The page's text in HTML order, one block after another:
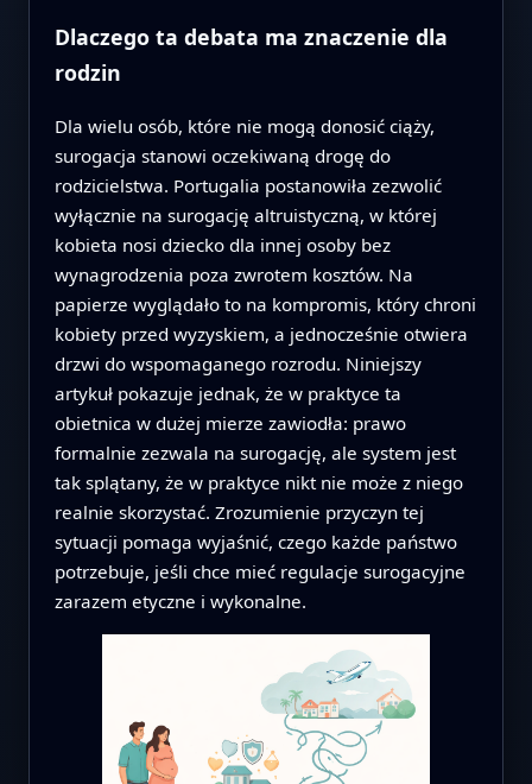
Dlaczego ta debata ma znaczenie dla
rodzin
Dla wielu osób, które nie mogą donosić ciąży,
surogacja stanowi oczekiwaną drogę do
rodzicielstwa. Portugalia postanowiła zezwolić
wyłącznie na surogację altruistyczną, w której
kobieta nosi dziecko dla innej osoby bez
wynagrodzenia poza zwrotem kosztów. Na
papierze wyglądało to na kompromis, który chroni
kobiety przed wyzyskiem, a jednocześnie otwiera
drzwi do wspomaganego rozrodu. Niniejszy
artykuł pokazuje jednak, że w praktyce ta
obietnica w dużej mierze zawiodła: prawo
formalnie zezwala na surogację, ale system jest
tak splątany, że w praktyce nikt nie może z niego
realnie skorzystać. Zrozumienie przyczyn tej
sytuacji pomaga wyjaśnić, czego każde państwo
potrzebuje, jeśli chce mieć regulacje surogacyjne
zarazem etyczne i wykonalne.